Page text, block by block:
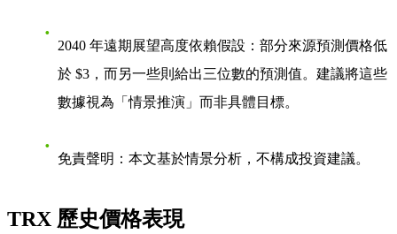
2040 年遠期展望高度依賴假設 ：部分來源預測價格低
於 $3，而另一些則給出三位數的預測值。建議將這些
數據視為「情景推演」而非具體目標。
免責聲明 ：本文基於情景分析，不構成投資建議。
TRX 歷史價格表現